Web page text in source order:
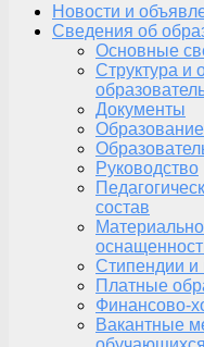
Новости и
Сведения об
Основные
Структура и
Документы
Образование
Руководство
состав
Стипендии
Платные
Финансово-
Вакантные